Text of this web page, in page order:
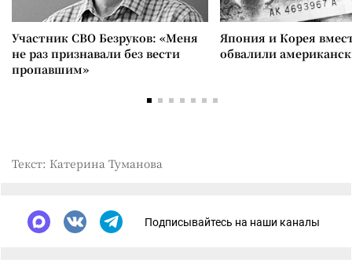
Участник СВО Безруков: «Меня
не раз признавали без вести
пропавшим»
Япония и Корея
обвалили
Текст: Катерина Туманова
Подписывайтесь на наши каналы